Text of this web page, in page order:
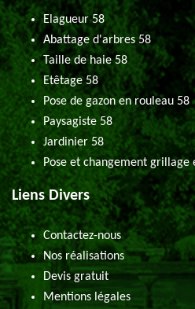
Elagueur 58
Abattage d'arbres 58
Taille de haie 58
Etêtage 58
Pose de gazon en rouleau 58
Paysagiste 58
Jardinier 58
Pose et changement grillage
Liens Divers
Contactez-nous
Nos réalisations
Devis gratuit
Mentions légales